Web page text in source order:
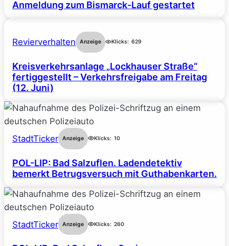
Anmeldung zum Bismarck-Lauf gestartet
Revierverhalten Anzeige Klicks: 629
Kreisverkehrsanlage „Lockhauser Straße“
fertiggestellt – Verkehrsfreigabe am Freitag
(12. Juni)
StadtTicker Anzeige Klicks: 10
POL-LIP: Bad Salzuflen. Ladendetektiv
bemerkt Betrugsversuch mit Guthabenkarten.
StadtTicker Anzeige Klicks: 260